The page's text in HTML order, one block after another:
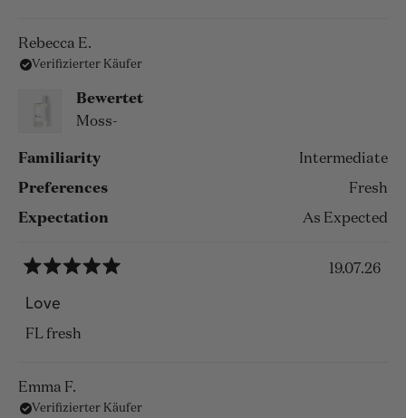
Rezension
lesen
Rebecca E.
Verifizierter Käufer
Bewertet
Moss-
Familiarity Intermediate
Preferences Fresh
Expectation As Expected
5
von
5
Sternen
19.07.26
Love
FL fresh
Emma F.
Verifizierter Käufer